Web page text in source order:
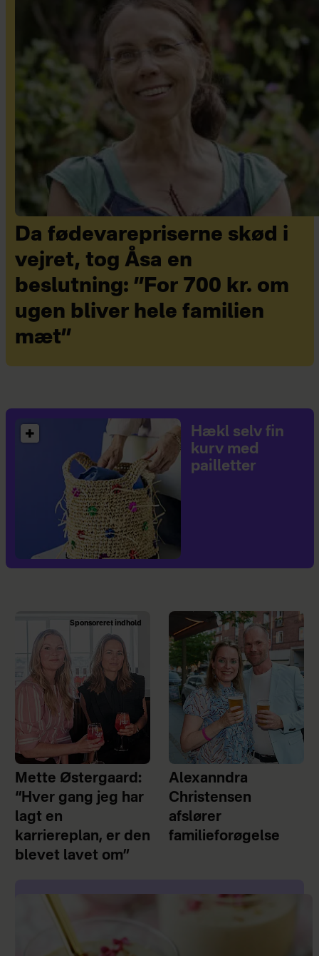
Da fødevarepriserne skød i
vejret, tog Åsa en
beslutning: ”For 700 kr. om
ugen bliver hele familien
mæt”
Hækl selv fin
kurv med
pailletter
Sponsoreret indhold
Mette Østergaard:
“Hver gang jeg har
lagt en
karriereplan, er den
blevet lavet om”
Alexanndra
Christensen
afslører
familieforøgelse